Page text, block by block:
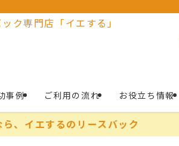
事例 ご利用の流れ お役立ち情報
、イエするのリースバック